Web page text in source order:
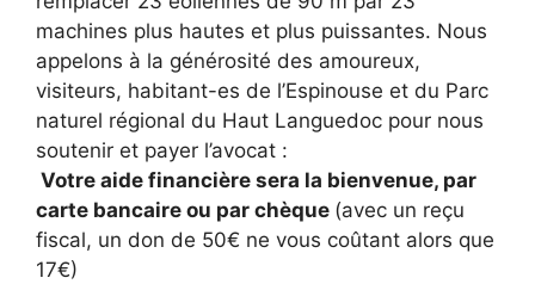
machines plus hautes et plus puissantes. Nous
appelons à la générosité des amoureux,
visiteurs, habitant-es de l’Espinouse et du Parc
naturel régional du Haut Languedoc pour nous
soutenir et payer l’avocat :
Votre aide financière sera la bienvenue, par
carte bancaire ou par chèque (avec un reçu
fiscal, un don de 50€ ne vous coûtant alors que
17€)